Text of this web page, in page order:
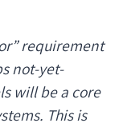
requirement
not-yet-
will be a core
This is